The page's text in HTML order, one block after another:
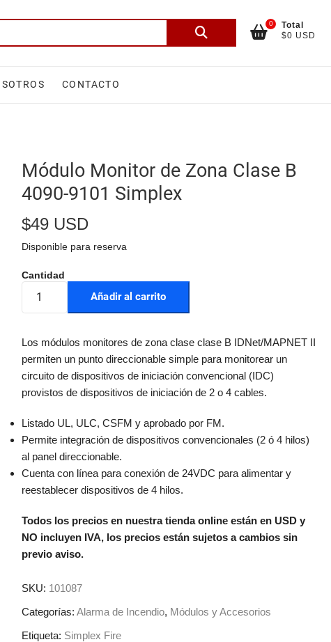
Buscar
por:
0
Total
$0 USD
CONTACTO
Módulo Monitor de Zona Clase B
4090-9101 Simplex
$49 USD
Disponible para reserva
Añadir al carrito
Los módulos monitores de zona clase clase B IDNet/MAPNET II
permiten un punto direccionable simple para monitorear un
circuito de dispositivos de iniciación convencional (IDC)
provistos de dispositivos de iniciación de 2 o 4 cables.
Listado UL, ULC, CSFM y aprobado por FM.
Permite integración de dispositivos convencionales (2 ó 4 hilos)
al panel direccionable.
Cuenta con línea para conexión de 24VDC para alimentar y
reestablecer dispositivos de 4 hilos.
Todos los precios en nuestra tienda online están en USD y
NO incluyen IVA, los precios están sujetos a cambios sin
previo aviso.
SKU: 101087
Categorías: Alarma de Incendio, Módulos y Accesorios
Etiqueta: Simplex Fire